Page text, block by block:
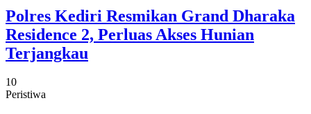
Polres Kediri Resmikan Grand Dharaka
Residence 2, Perluas Akses Hunian
Terjangkau
10
Peristiwa